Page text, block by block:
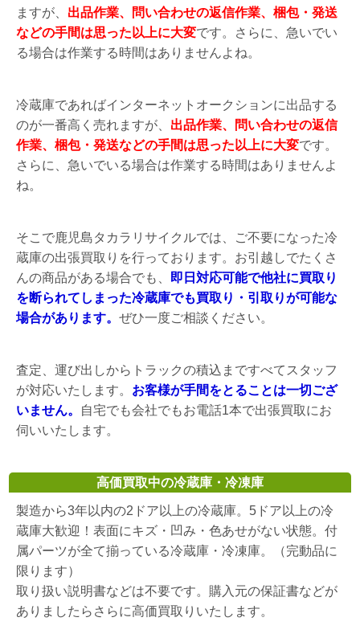
ますが、 出品作業、問い合わせの返信作業、梱包・発送
などの手間は思った以上に大変です。さらに、急いでい
る場合は作業する時間はありませんよね。
冷蔵庫であればインターネットオークションに出品する
のが一番高く売れますが、 出品作業、問い合わせの返信
作業、梱包・発送などの手間は思った以上に大変です。
さらに、急いでいる場合は作業する時間はありませんよ
ね。
そこで鹿児島タカラリサイクルでは、ご不要になった冷
蔵庫の出張買取りを行っております。お引越しでたくさ
んの商品がある場合でも、
即日対応可能で他社に買取り
を断られてしまった冷蔵庫でも買取り・引取りが可能な
場合があります。 ぜひ一度ご相談ください。
査定、運び出しからトラックの積込まですべてスタッフ
が対応いたします。 お客様が手間をとることは一切ござ
いません。
自宅でも会社でもお電話1本で出張買取にお
伺いいたします。
高価買取中の冷蔵庫・冷凍庫
製造から3年以内の2ドア以上の冷蔵庫。5ドア以上の冷
蔵庫大歓迎！表面にキズ・凹み・色あせがない状態。付
属パーツが全て揃っている冷蔵庫・冷凍庫。（完動品に
限ります）
取り扱い説明書などは不要です。購入元の保証書などが
ありましたらさらに高価買取りいたします。